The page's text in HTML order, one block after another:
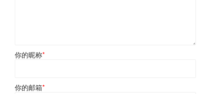
你的昵称*
你的邮箱*